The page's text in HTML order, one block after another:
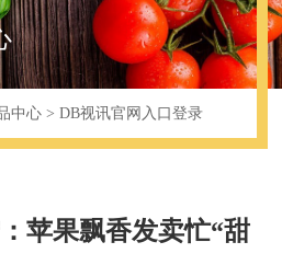
中心 >DB视讯官网入口登录
苹果飘香发卖忙“甜